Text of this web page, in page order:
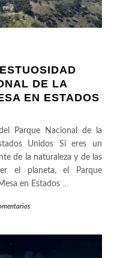
DE LA
EN ESTADOS
Parque Nacional de la
Unidos Si eres un
de la naturaleza y de las
el planeta, el Parque
en Estados …